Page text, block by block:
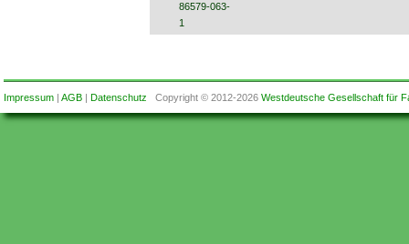
86579-063-
1
Impressum| AGB| Datenschutz Copyright © 2012-2026 Westdeutsche Gesellschaft für